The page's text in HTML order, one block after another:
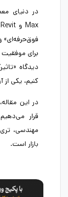
برای موفقیت
دیدگاه
کنیم، یکی
در این
قرار
مهندسی،
بازار است.